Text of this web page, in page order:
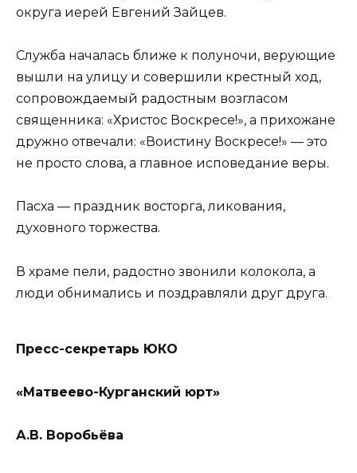
округа иерей Евгений Зайцев.
Служба началась ближе к полуночи, верующие
вышли на улицу и совершили крестный ход,
сопровождаемый радостным возгласом
священника: «Христос Воскресе!», а прихожане
дружно отвечали: «Воистину Воскресе!» — это
не просто слова, а главное исповедание веры.
Пасха — праздник восторга, ликования,
духовного торжества.
В храме пели, радостно звонили колокола, а
люди обнимались и поздравляли друг друга.
Пресс-секретарь ЮКО
«Матвеево-Курганский юрт»
А.В. Воробьëва